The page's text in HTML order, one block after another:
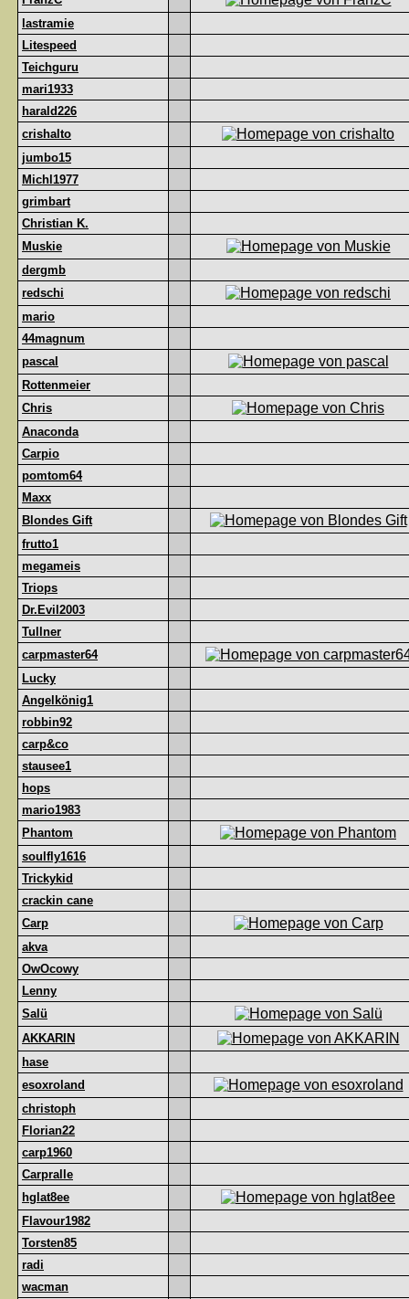
lastramie
Litespeed
Teichguru
mari1933
harald226
crishalto
jumbo15
Michl1977
grimbart
Christian K.
Muskie
dergmb
redschi
mario
44magnum
pascal
Rottenmeier
Chris
Anaconda
Carpio
pomtom64
Maxx
Blondes Gift
frutto1
megameis
Triops
Dr.Evil2003
Tullner
carpmaster64
Lucky
Angelkönig1
robbin92
carp&co
stausee1
hops
mario1983
Phantom
soulfly1616
Trickykid
crackin cane
Carp
akva
OwOcowy
Lenny
Salü
AKKARIN
hase
esoxroland
christoph
Florian22
carp1960
Carpralle
hglat8ee
Flavour1982
Torsten85
radi
wacman